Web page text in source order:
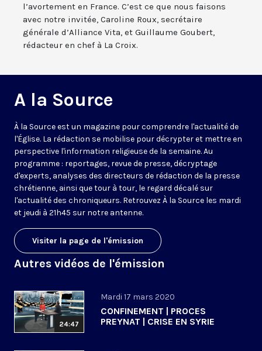
l’avortement en France. C’est ce que nous faisons
avec notre invitée, Caroline Roux, secrétaire
générale d’Alliance Vita, et Guillaume Goubert,
rédacteur en chef à La Croix.
A la Source
À la Source est un magazine pour comprendre l'actualité de
l'Église. La rédaction se mobilise pour décrypter et mettre en
perspective l'information religieuse de la semaine. Au
programme : reportages, revue de presse, décryptage
d'experts, analyses des directeurs de rédaction de la presse
chrétienne, ainsi que tour à tour, le regard décalé sur
l'actualité des chroniqueurs. Retrouvez À la Source les mardi
et jeudi à 21h45 sur notre antenne.
Visiter la page de l'émission
Autres vidéos de l'émission
24:47
Mardi 17 mars 2020
CONFINEMENT | PROCES
PREYNAT | CRISE EN SYRIE